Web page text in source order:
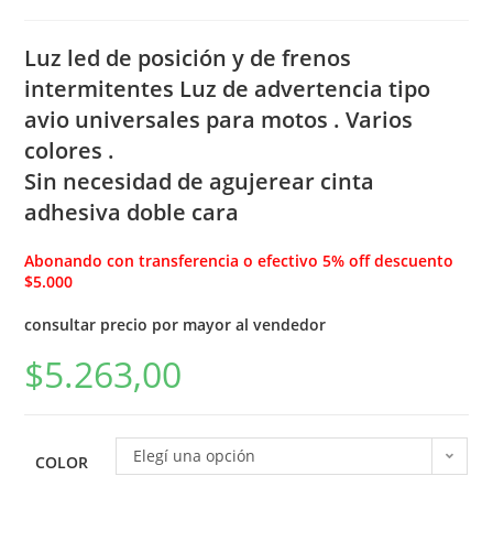
Luz led de posición y de frenos
intermitentes Luz de advertencia tipo
avio universales para motos . Varios
colores .
Sin necesidad de agujerear cinta
adhesiva doble cara
Abonando con transferencia o efectivo 5% off descuento
$5.000
consultar precio por mayor al vendedor
$5.263,00
COLOR Elegí una opción